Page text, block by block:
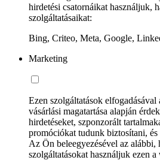
hirdetési csatornáikat használjuk,
szolgáltatásaikat:
Bing, Criteo, Meta, Google,
Marketing
Ezen szolgáltatások elfogadásával
vásárlási magatartása alapján
hirdetéseket, szponzorált
promóciókat tudunk biztosítani,
Az Ön beleegyezésével az
szolgáltatásokat használjuk ezen